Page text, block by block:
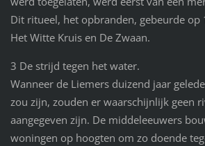
Dit ritueel, het opbranden, gebeurde op
Het Witte Kruis en De Zwaan.
3 De strijd tegen het water.
Wanneer de Liemers duizend jaar
zou zijn, zouden er waarschijnlijk geen
aangegeven zijn. De middeleeuwers
woningen op hoogten om zo doende